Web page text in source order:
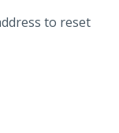
to reset